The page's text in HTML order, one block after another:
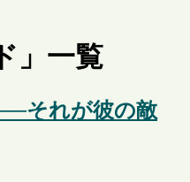
」 一覧
それが彼の敵